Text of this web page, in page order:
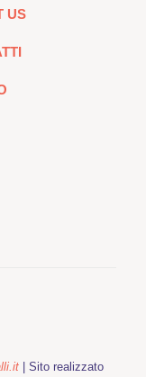
US
| Sito realizzato